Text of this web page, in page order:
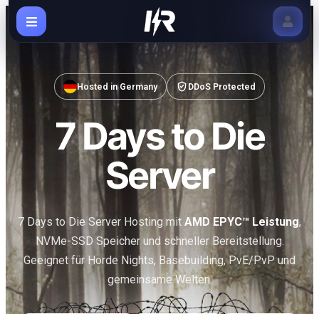
Hosted in Germany DDoS Protected
7 Days to Die
Server
7 Days to Die Server Hosting mit AMD EPYC™ Leistung,
NVMe-SSD Speicher und schneller Bereitstellung.
Geeignet für Horde Nights, Basebuilding, PvE/PvP und
gemeinsame Welten.